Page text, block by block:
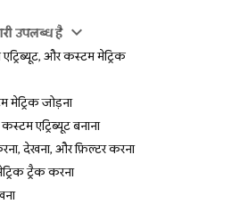
उपलब्ध है
और कस्टम मेट्रिक
जोड़ना
एट्रिब्यूट बनाना
देखना, और फ़िल्टर करना
ट्रैक करना